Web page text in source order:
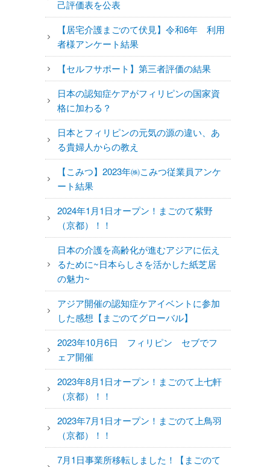
己評価表を公表
【居宅介護まごのて伏見】令和6年 利用
者様アンケート結果
【セルフサポート】第三者評価の結果
日本の認知症ケアがフィリピンの国家資
格に加わる？
日本とフィリピンの元気の源の違い、あ
る貴婦人からの教え
【こみつ】2023年㈱こみつ従業員アンケ
ート結果
2024年1月1日オープン！まごのて紫野
（京都）！！
日本の介護を高齢化が進むアジアに伝え
るために~日本らしさを活かした紙芝居
の魅力~
アジア開催の認知症ケアイベントに参加
した感想【まごのてグローバル】
2023年10月6日 フィリピン セブでフ
ェア開催
2023年8月1日オープン！まごのて上七軒
（京都）！！
2023年7月1日オープン！まごのて上鳥羽
（京都）！！
7月1日事業所移転しました！【まごのて